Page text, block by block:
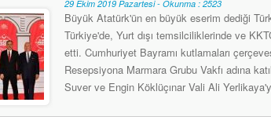
29 Ekim 2019 Pazartesi - Okunma : 2523
Büyük Atatürk'ün en büyük eserim dediği
Türkiye'de, Yurt dışı temsilciliklerinde ve
etti. Cumhuriyet Bayramı kutlamaları
Resepsiyona Marmara Grubu Vakfı adına
Suver ve Engin Köklüçınar Vali Ali